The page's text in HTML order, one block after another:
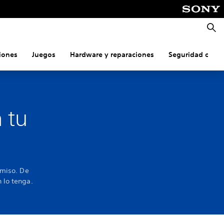
Juegos Hardware y reparaciones Seguridad
tu
De
lo tenga.